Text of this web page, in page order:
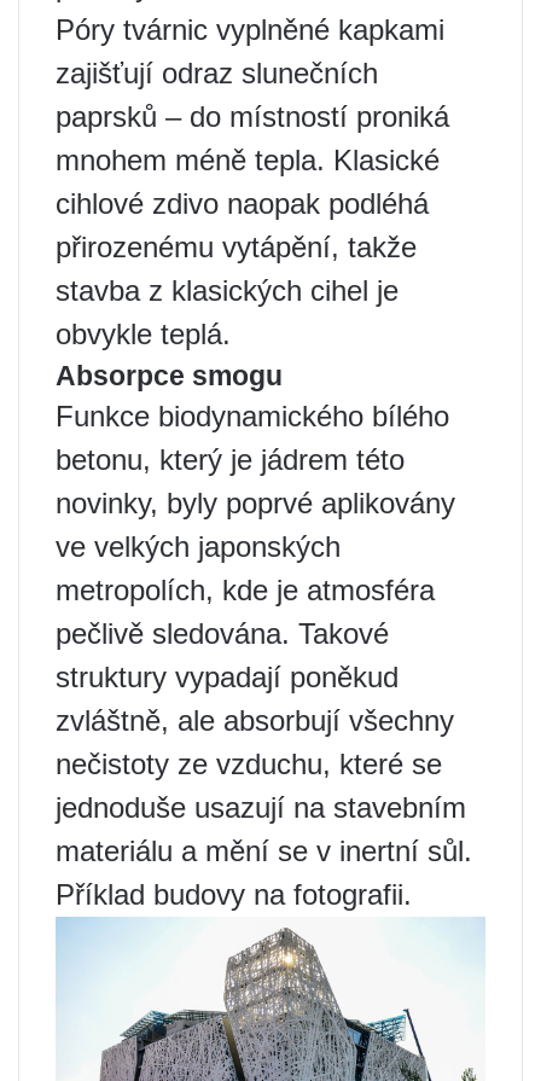
Póry tvárnic vyplněné kapkami
zajišťují odraz slunečních
paprsků – do místností proniká
mnohem méně tepla. Klasické
cihlové zdivo naopak podléhá
přirozenému vytápění, takže
stavba z klasických cihel je
obvykle teplá.
Absorpce smogu
Funkce biodynamického bílého
betonu, který je jádrem této
novinky, byly poprvé aplikovány
ve velkých japonských
metropolích, kde je atmosféra
pečlivě sledována. Takové
struktury vypadají poněkud
zvláštně, ale absorbují všechny
nečistoty ze vzduchu, které se
jednoduše usazují na stavebním
materiálu a mění se v inertní sůl.
Příklad budovy na fotografii.